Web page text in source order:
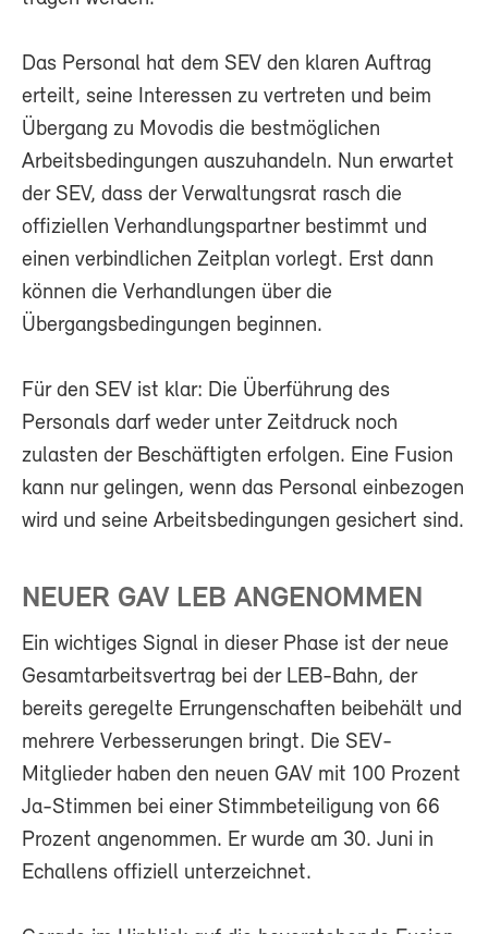
Das Personal hat dem SEV den klaren Auftrag
erteilt, seine Interessen zu vertreten und beim
Übergang zu Movodis die bestmöglichen
Arbeitsbedingungen auszuhandeln. Nun erwartet
der SEV, dass der Verwaltungsrat rasch die
offiziellen Verhandlungspartner bestimmt und
einen verbindlichen Zeitplan vorlegt. Erst dann
können die Verhandlungen über die
Übergangsbedingungen beginnen.
Für den SEV ist klar: Die Überführung des
Personals darf weder unter Zeitdruck noch
zulasten der Beschäftigten erfolgen. Eine Fusion
kann nur gelingen, wenn das Personal einbezogen
wird und seine Arbeitsbedingungen gesichert sind.
NEUER GAV LEB ANGENOMMEN
Ein wichtiges Signal in dieser Phase ist der neue
Gesamtarbeitsvertrag bei der LEB-Bahn, der
bereits geregelte Errungenschaften beibehält und
mehrere Verbesserungen bringt. Die SEV-
Mitglieder haben den neuen GAV mit 100 Prozent
Ja-Stimmen bei einer Stimmbeteiligung von 66
Prozent angenommen. Er wurde am 30. Juni in
Echallens offiziell unterzeichnet.